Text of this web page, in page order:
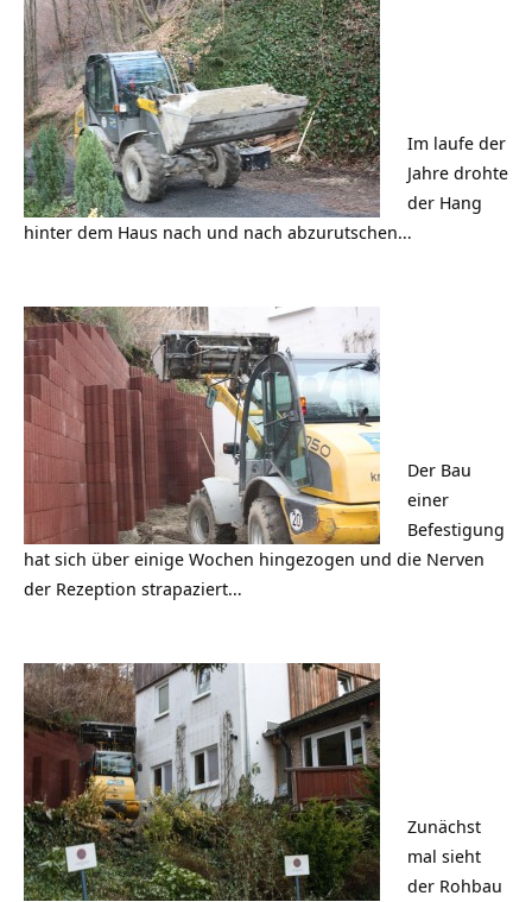
Im laufe der
Jahre drohte
der Hang
hinter dem Haus nach und nach abzurutschen…
Der Bau
einer
Befestigung
hat sich über einige Wochen hingezogen und die Nerven
der Rezeption strapaziert…
Zunächst
mal sieht
der Rohbau